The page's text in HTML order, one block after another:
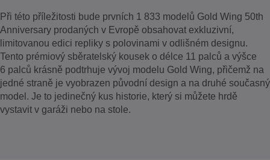
Při této příležitosti bude prvních 1 833 modelů Gold Wing 50th
Anniversary prodaných v Evropě obsahovat exkluzivní,
limitovanou edici repliky s polovinami v odlišném designu.
Tento prémiový sběratelský kousek o délce 11 palců a výšce
6 palců krásně podtrhuje vývoj modelu Gold Wing, přičemž na
jedné straně je vyobrazen původní design a na druhé současný
model. Je to jedinečný kus historie, který si můžete hrdě
vystavit v garáži nebo na stole.